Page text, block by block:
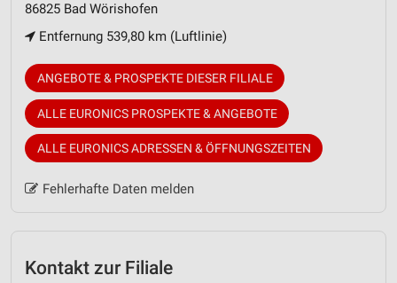
86825 Bad Wörishofen
Entfernung 539,80 km (Luftlinie)
ANGEBOTE & PROSPEKTE DIESER FILIALE
ALLE EURONICS PROSPEKTE & ANGEBOTE
ALLE EURONICS ADRESSEN & ÖFFNUNGSZEITEN
Fehlerhafte Daten melden
Kontakt zur Filiale